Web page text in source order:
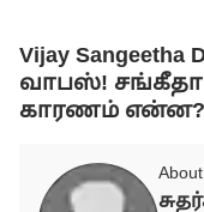
Vijay
வாபஸ்! சங்கீதா
காரணம் என்ன?